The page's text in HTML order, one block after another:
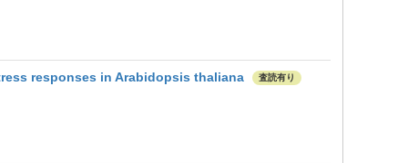
responses in Arabidopsis thaliana 査読有り